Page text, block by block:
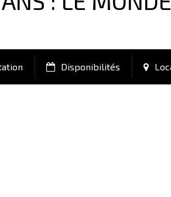
Disponibilités